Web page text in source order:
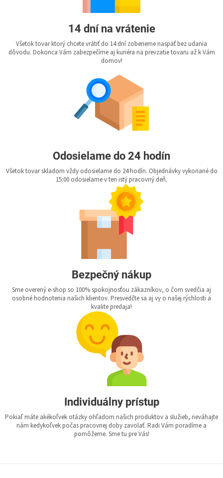
14 dní na vrátenie
Všetok tovar ktorý chcete vrátiť do 14 dní zoberieme naspäť bez udania
dôvodu. Dokonca Vám zabezpečíme aj kuriéra na prevzatie tovaru až k Vám
domov!
Odosielame do 24 hodín
Všetok tovar skladom vždy odosielame do 24 hodín. Objednávky vykonané do
15:00 odosielame v ten istý pracovný deň.
Bezpečný nákup
Sme overený e-shop so 100% spokojnosťou zákazníkov, o čom svedčia aj
osobné hodnotenia našich klientov. Presvedčte sa aj vy o našej rýchlosti a
kvalite predaja!
Individuálny prístup
Pokiaľ máte akékoľvek otázky ohľadom našich produktov a služieb, neváhajte
nám kedykoľvek počas pracovnej doby zavolať. Radi Vám poradíme a
pomôžeme. Sme tu pre Vás!